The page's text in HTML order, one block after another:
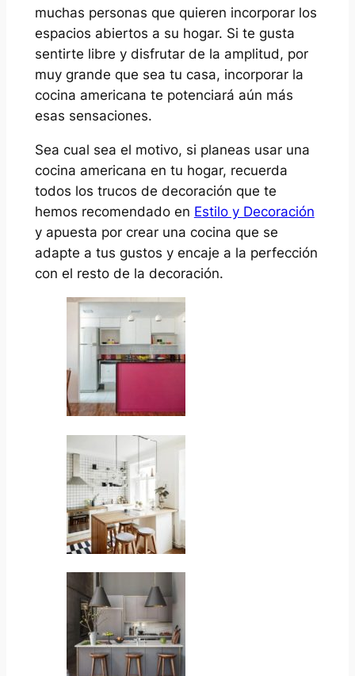
muchas personas que quieren incorporar los
espacios abiertos a su hogar. Si te gusta
sentirte libre y disfrutar de la amplitud, por
muy grande que sea tu casa, incorporar la
cocina americana te potenciará aún más
esas sensaciones.
Sea cual sea el motivo, si planeas usar una
cocina americana en tu hogar, recuerda
todos los trucos de decoración que te
hemos recomendado en Estilo y Decoración
y apuesta por crear una cocina que se
adapte a tus gustos y encaje a la perfección
con el resto de la decoración.